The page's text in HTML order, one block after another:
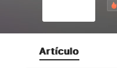
Artículo